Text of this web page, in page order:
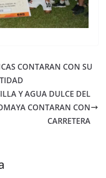
CONTARAN CON SU
Y AGUA DULCE DEL
CONTARAN CON
CARRETERA